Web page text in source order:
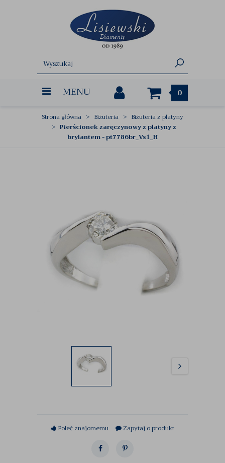
MENU 0
Strona główna Biżuteria
Biżuteria z platyny
Pierścionek zaręczynowy z platyny z
brylantem - pt7786br_Vs1_H
Poleć znajomemu Zapytaj o produkt